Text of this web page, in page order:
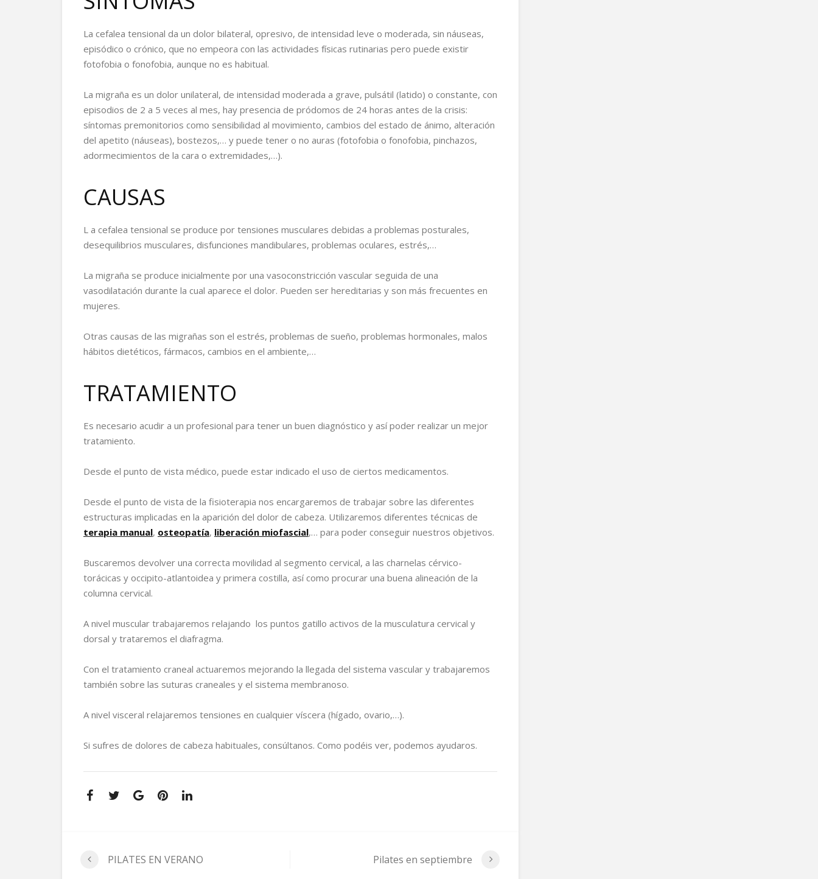
La cefalea tensional da un dolor bilateral, opresivo, de intensidad leve o moderada, sin náuseas,
episódico o crónico, que no empeora con las actividades físicas rutinarias pero puede existir
fotofobia o fonofobia, aunque no es habitual.
La migraña es un dolor unilateral, de intensidad moderada a grave, pulsátil (latido) o constante, con
episodios de 2 a 5 veces al mes, hay presencia de pródomos de 24 horas antes de la crisis:
síntomas premonitorios como sensibilidad al movimiento, cambios del estado de ánimo, alteración
del apetito (náuseas), bostezos,… y puede tener o no auras (fotofobia o fonofobia, pinchazos,
adormecimientos de la cara o extremidades,…).
CAUSAS
L a cefalea tensional se produce por tensiones musculares debidas a problemas posturales,
desequilibrios musculares, disfunciones mandibulares, problemas oculares, estrés,…
La migraña se produce inicialmente por una vasoconstricción vascular seguida de una
vasodilatación durante la cual aparece el dolor. Pueden ser hereditarias y son más frecuentes en
mujeres.
Otras causas de las migrañas son el estrés, problemas de sueño, problemas hormonales, malos
hábitos dietéticos, fármacos, cambios en el ambiente,…
TRATAMIENTO
Es necesario acudir a un profesional para tener un buen diagnóstico y así poder realizar un mejor
tratamiento.
Desde el punto de vista médico, puede estar indicado el uso de ciertos medicamentos.
Desde el punto de vista de la fisioterapia nos encargaremos de trabajar sobre las diferentes
estructuras implicadas en la aparición del dolor de cabeza. Utilizaremos diferentes técnicas de
terapia manual, osteopatía, liberación miofascial,… para poder conseguir nuestros objetivos.
Buscaremos devolver una correcta movilidad al segmento cervical, a las charnelas cérvico-
torácicas y occipito-atlantoidea y primera costilla, así como procurar una buena alineación de la
columna cervical.
A nivel muscular trabajaremos relajando los puntos gatillo activos de la musculatura cervical y
dorsal y trataremos el diafragma.
Con el tratamiento craneal actuaremos mejorando la llegada del sistema vascular y trabajaremos
también sobre las suturas craneales y el sistema membranoso.
A nivel visceral relajaremos tensiones en cualquier víscera (hígado, ovario,…).
Si sufres de dolores de cabeza habituales, consúltanos. Como podéis ver, podemos ayudaros.
PILATES EN VERANO Pilates en septiembre